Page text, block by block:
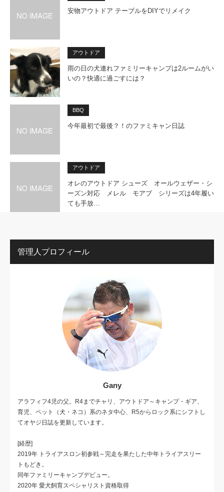
安物アウトドア テーブルをDIYでリメイク
アウトドア
雨の日の犬連れファミリーキャンプは2ルームがい
いの？快適に過ごすには？
BBQ
今年最初で最後？！のファミキャン日誌
アウトドア
オレのアウトドア シューズ オールウェザー・シ
ーズン対応 メレル モアブ シリーズは4年履い
ても手放…
管理人プロフィール
Gany
アラフィフ4児の父。R4までチャリ、アウトドア～キャンプ・ギア、
育児、ペット（犬・ネコ）系のネタ中心、R5からロック系にシフトし
てオヤジ日誌を更新しています。
[経歴]
2019年 トライアスロン初参戦～完走を果たした中年トライアスリー
トもどき。
同年ファミリーキャンプデビュー。
2020年 愛犬飼育スペシャリスト資格取得